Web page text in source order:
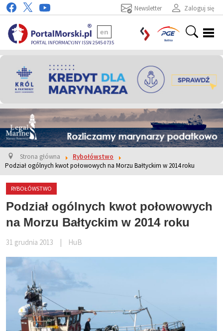
Zaloguj się
Newsletter
PORTAL INFORMACYJNY ISSN 2545-0735
en
Strona główna
Rybołówstwo
Podział ogólnych kwot połowowych na Morzu Bałtyckim w 2014 roku
RYBOŁÓWSTWO
Podział ogólnych kwot połowowych
na Morzu Bałtyckim w 2014 roku
31 grudnia 2013 HuB